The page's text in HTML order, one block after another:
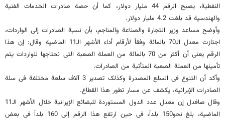
النفطیة، یصبح الرقم 44 ملیار دولار، کما أن حصة صادرات الخدمات الفنیة
والهندسیة قد بلغت 4.2 ملیار دولار.
وأوضح مساعد وزیر التجارة والصناعة والمناجم، بأن نسبة الصادرات إلى الواردات،
اجتازت معدل الـ70 بالمائة وفقاً لأرقام أداء الأشهر الـ11 الماضیة وقال: إن هذا
الرقم یعنی أن أکثر من 70 بالمائة من العملة الصعبة التی نحتاجها للواردات یتم
تأمینها من العملة الصعبة المتأتیة من الصادرات.
وأکد أن التنوع فی السلع المصدرة وکذلک تصدیر 3 آلاف سلعة مختلفة فی سلة
الصادرات الإیرانیة،‌ یکشف عن مسار تطور هذا القطاع.
وقال صافدل إن معدل عدد الدول المستوردة للبضائع الإیرانیة خلال الأشهر الـ11
الماضیة، بلغ نحو150 بلداَ، فی حین ارتفع هذا الرقم إلى 160 بلداَ فی بعض